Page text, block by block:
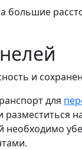
большие
и
для
необходимо